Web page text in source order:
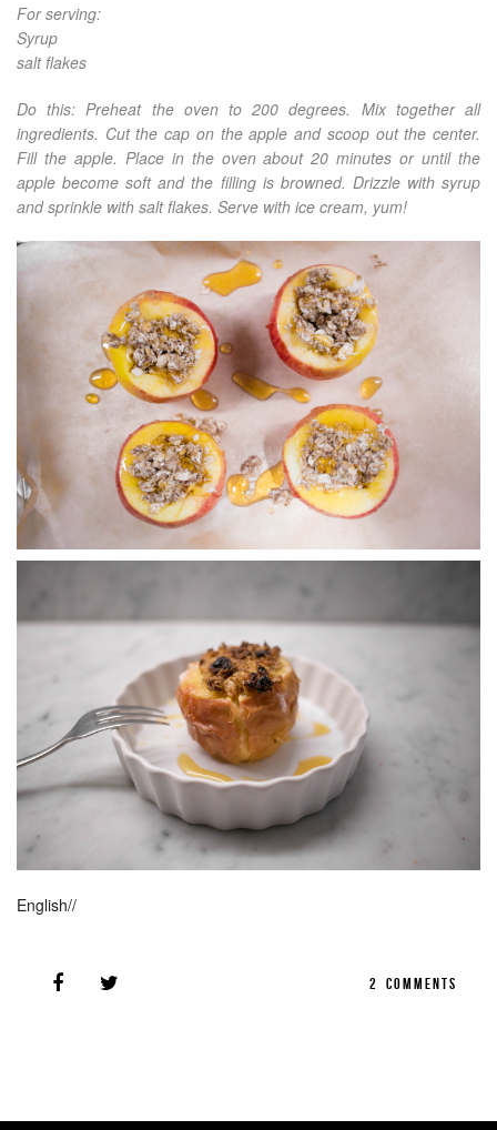
For serving:
Syrup
salt flakes
Do this: Preheat the oven to 200 degrees. Mix together all
ingredients. Cut the cap on the apple and scoop out the center.
Fill the apple. Place in the oven about 20 minutes or until the
apple become soft and the filling is browned. Drizzle with syrup
and sprinkle with salt flakes. Serve with ice cream, yum!
English//
2 COMMENTS